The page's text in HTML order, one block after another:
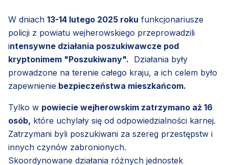
W dniach 13-14 lutego 2025 roku funkcjonariusze
policji z powiatu wejherowskiego przeprowadzili
intensywne działania poszukiwawcze pod
kryptonimem "Poszukiwany". Działania były
prowadzone na terenie całego kraju, a ich celem było
zapewnienie bezpieczeństwa mieszkańcom.
Tylko w powiecie wejherowskim zatrzymano aż 16
osób, które uchylały się od odpowiedzialności karnej.
Zatrzymani byli poszukiwani za szereg przestępstw i
innych czynów zabronionych.
Skoordynowane działania różnych jednostek